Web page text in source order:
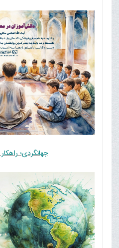
جهانگردی؛